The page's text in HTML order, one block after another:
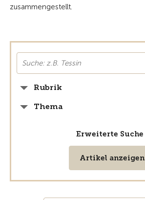
zusammengestellt.
Rubrik
Thema
Erweiterte Suche
Artikel anzeigen